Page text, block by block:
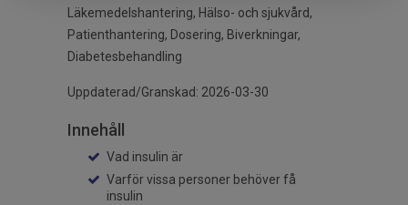
Läkemedelshantering, Hälso- och sjukvård,
Patienthantering, Dosering, Biverkningar,
Diabetesbehandling
Uppdaterad/Granskad: 2026-03-30
Innehåll
Vad insulin är
Varför vissa personer behöver få
insulin